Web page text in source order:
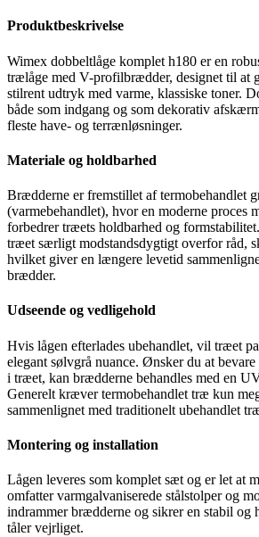
Produktbeskrivelse
Wimex dobbeltlåge komplet h180 er en
trælåge med V-profilbrædder, designet til at
stilrent udtryk med varme, klassiske toner.
både som indgang og som dekorativ
fleste have- og terrænløsninger.
Materiale og holdbarhed
Brædderne er fremstillet af termobehandlet
(varmebehandlet), hvor en moderne proces
forbedrer træets holdbarhed og
træet særligt modstandsdygtigt overfor råd,
hvilket giver en længere levetid
brædder.
Udseende og vedligehold
Hvis lågen efterlades ubehandlet, vil træet
elegant sølvgrå nuance. Ønsker du at
i træet, kan brædderne behandles med en
Generelt kræver termobehandlet træ kun
sammenlignet med traditionelt ubehandlet
Montering og installation
Lågen leveres som komplet sæt og er let at
omfatter varmgalvaniserede stålstolper og
indrammer brædderne og sikrer en stabil og
tåler vejrliget.